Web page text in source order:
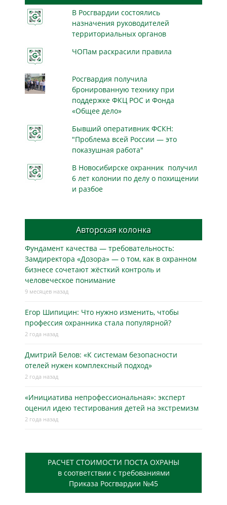
В Росгвардии состоялись
назначения руководителей
территориальных органов
ЧОПам раскрасили правила
Росгвардия получила
бронированную технику при
поддержке ФКЦ РОС и Фонда
«Общее дело»
Бывший оперативник ФСКН:
"Проблема всей России — это
показушная работа"
В Новосибирске охранник получил
6 лет колонии по делу о похищении
и разбое
Авторская колонка
Фундамент качества — требовательность:
Замдиректора «Дозора» — о том, как в охранном
бизнесe сочетают жёсткий контроль и
человеческое понимание
9 месяцев назад
Егор Шипицин: Что нужно изменить, чтобы
профессия охранника стала популярной?
2 года назад
Дмитрий Белов: «К системам безопасности
отелей нужен комплексный подход»
2 года назад
«Инициатива непрофессиональная»: эксперт
оценил идею тестирования детей на экстремизм
2 года назад
РАСЧЕТ СТОИМОСТИ ПОСТА ОХРАНЫ
в соответствии с требованиями
Приказа Росгвардии №45